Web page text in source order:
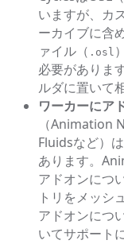
いますが、カ
ーカイブに含
ァイル（ .osl
必要がありま
ルダに置いて
ワーカーにア
（Animation
Fluidsなど）
あります。
アドオンにつ
トリをメッシ
アドオンにつ
いてサポート